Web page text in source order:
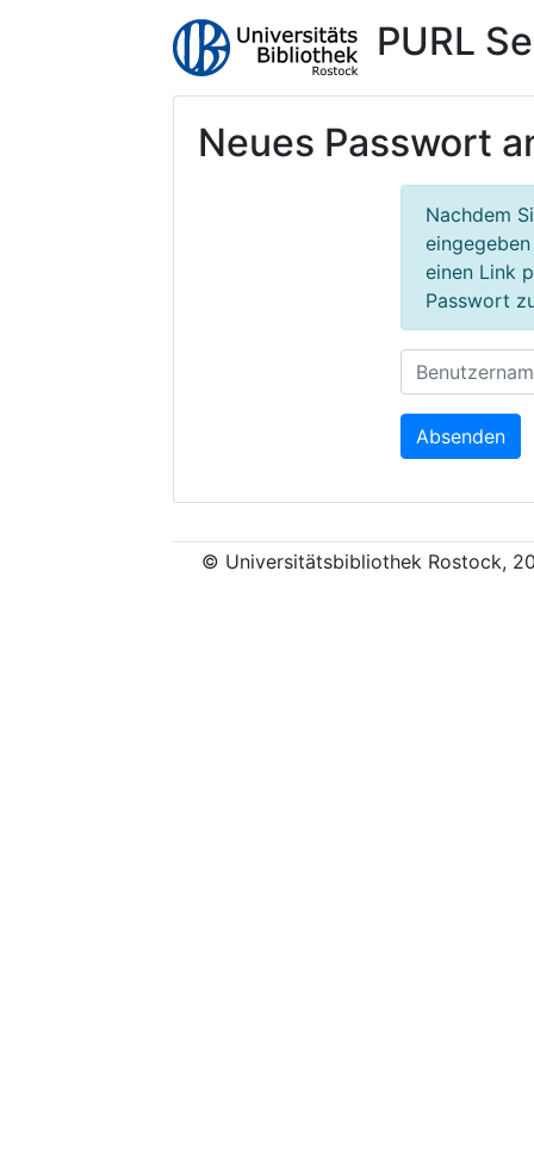
PURL
Neues Passwort
Nachdem
einen Link
Passwort
Absenden
© Universitätsbibliothek Rostock,